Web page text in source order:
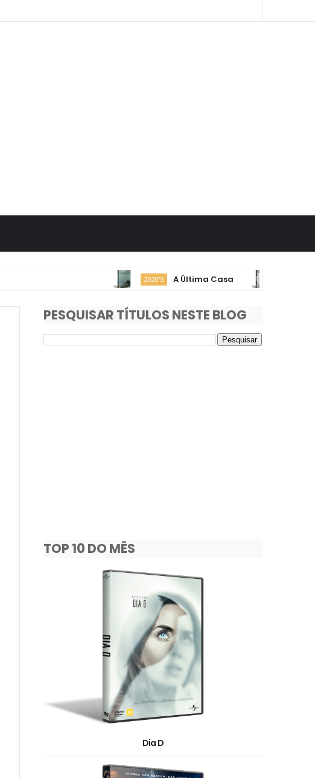
2020'S A Última Casa 2020'S
PESQUISAR TÍTULOS NESTE BLOG
TOP 10 DO MÊS
Dia D